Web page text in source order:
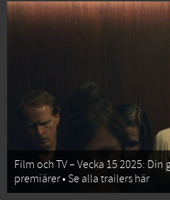
Film och TV – Vecka 15 2025:
premiärer • Se alla trailers här